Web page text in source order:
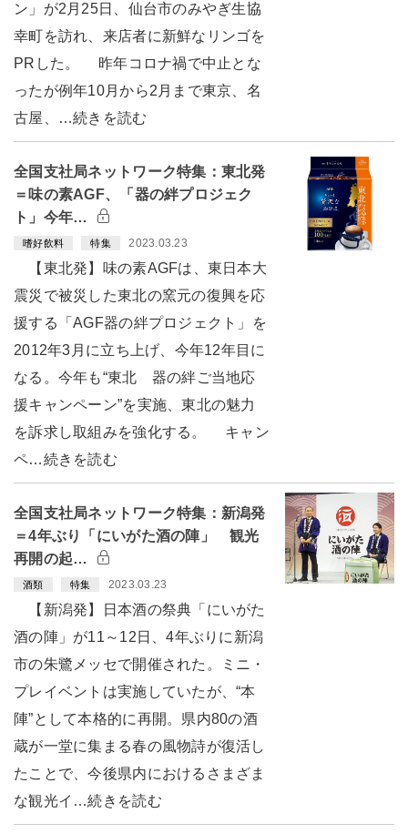
ン」が2月25日、仙台市のみやぎ生協
幸町を訪れ、来店者に新鮮なリンゴを
PRした。 昨年コロナ禍で中止とな
ったが例年10月から2月まで東京、名
古屋、…続きを読む
全国支社局ネットワーク特集：東北発
＝味の素AGF、「器の絆プロジェク
ト」今年…
嗜好飲料 特集 2023.03.23
【東北発】味の素AGFは、東日本大
震災で被災した東北の窯元の復興を応
援する「AGF器の絆プロジェクト」を
2012年3月に立ち上げ、今年12年目に
なる。今年も“東北 器の絆ご当地応
援キャンペーン”を実施、東北の魅力
を訴求し取組みを強化する。 キャン
ペ…続きを読む
全国支社局ネットワーク特集：新潟発
＝4年ぶり「にいがた酒の陣」 観光
再開の起…
酒類 特集 2023.03.23
【新潟発】日本酒の祭典「にいがた
酒の陣」が11～12日、4年ぶりに新潟
市の朱鷺メッセで開催された。ミニ・
プレイベントは実施していたが、“本
陣”として本格的に再開。県内80の酒
蔵が一堂に集まる春の風物詩が復活し
たことで、今後県内におけるさまざま
な観光イ…続きを読む